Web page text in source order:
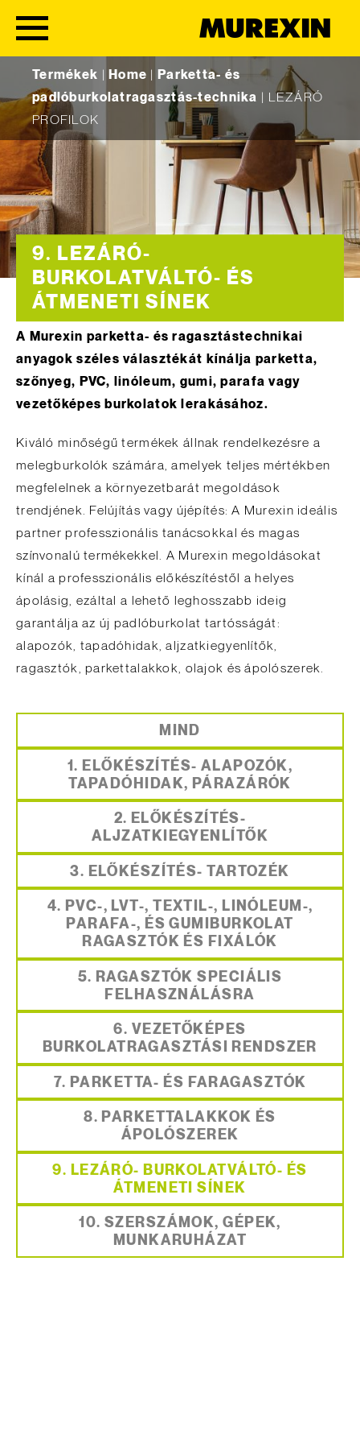
Termékek
Home
Parketta- és
padlóburkolatragasztás-technika
LEZÁRÓ
PROFILOK
9. LEZÁRÓ-
BURKOLATVÁLTÓ- ÉS
ÁTMENETI SÍNEK
A Murexin parketta- és ragasztástechnikai
anyagok széles választékát kínálja parketta,
szőnyeg, PVC, linóleum, gumi, parafa vagy
vezetőképes burkolatok lerakásához.
Kiváló minőségű termékek állnak rendelkezésre a
melegburkolók számára, amelyek teljes mértékben
megfelelnek a környezetbarát megoldások
trendjének. Felújítás vagy újépítés: A Murexin ideális
partner professzionális tanácsokkal és magas
színvonalú termékekkel. A Murexin megoldásokat
kínál a professzionális előkészítéstől a helyes
ápolásig, ezáltal a lehető leghosszabb ideig
garantálja az új padlóburkolat tartósságát:
alapozók, tapadóhidak, aljzatkiegyenlítők,
ragasztók, parkettalakkok, olajok és ápolószerek.
MIND
1. ELŐKÉSZÍTÉS- ALAPOZÓK,
TAPADÓHIDAK, PÁRAZÁRÓK
2. ELŐKÉSZÍTÉS-
ALJZATKIEGYENLÍTŐK
3. ELŐKÉSZÍTÉS- TARTOZÉK
4. PVC-, LVT-, TEXTIL-, LINÓLEUM-,
PARAFA-, ÉS GUMIBURKOLAT
RAGASZTÓK ÉS FIXÁLÓK
5. RAGASZTÓK SPECIÁLIS
FELHASZNÁLÁSRA
6. VEZETŐKÉPES
BURKOLATRAGASZTÁSI RENDSZER
7. PARKETTA- ÉS FARAGASZTÓK
8. PARKETTALAKKOK ÉS
ÁPOLÓSZEREK
9. LEZÁRÓ- BURKOLATVÁLTÓ- ÉS
ÁTMENETI SÍNEK
10. SZERSZÁMOK, GÉPEK,
MUNKARUHÁZAT